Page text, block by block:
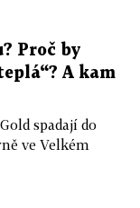
Proč by
A kam
spadají do
ve Velkém